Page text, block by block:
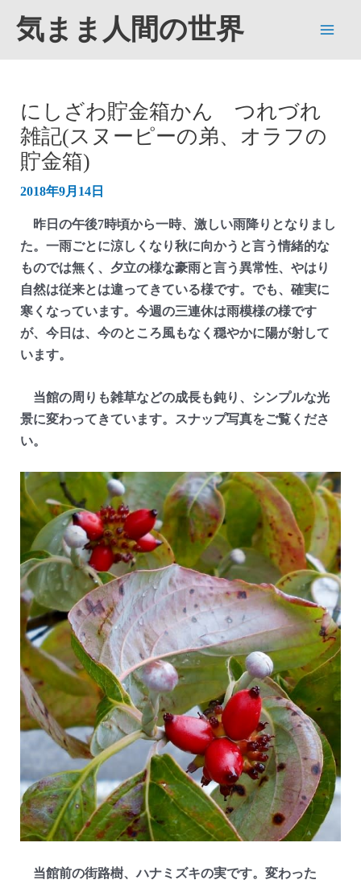
気まま人間の世界
にしざわ貯金箱かん つれづれ
雑記(スヌーピーの弟、オラフの
貯金箱)
2018年9月14日
昨日の午後7時頃から一時、激しい雨降りとなりまし
た。一雨ごとに涼しくなり秋に向かうと言う情緒的な
ものでは無く、夕立の様な豪雨と言う異常性、やはり
自然は従来とは違ってきている様です。でも、確実に
寒くなっています。今週の三連休は雨模様の様です
が、今日は、今のところ風もなく穏やかに陽が射して
います。
当館の周りも雑草などの成長も鈍り、シンプルな光
景に変わってきています。スナップ写真をご覧くださ
い。
当館前の街路樹、ハナミズキの実です。変わった